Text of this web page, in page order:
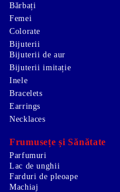
Bărbați
Femei
Colorate
Bijuterii
Bijuterii de aur
Bijuterii imitație
Inele
Bracelets
Earrings
Necklaces
Frumusețe și Sănătate
Parfumuri
Lac de unghii
Farduri de pleoape
Machiaj